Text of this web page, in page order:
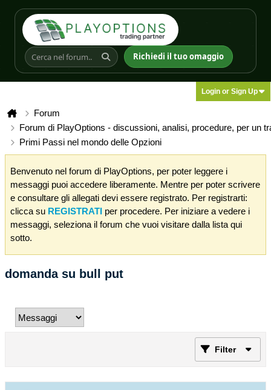
Richiedi il tuo omaggio
Login or Sign Up
Forum
Forum di PlayOptions - discussioni, analisi, procedure, per un
Primi Passi nel mondo delle Opzioni
Benvenuto nel forum di PlayOptions, per poter leggere i
messaggi puoi accedere liberamente. Mentre per poter scrivere
e consultare gli allegati devi essere registrato. Per registrarti:
clicca su REGISTRATI per procedere. Per iniziare a vedere i
messaggi, seleziona il forum che vuoi visitare dalla lista qui
sotto.
domanda su bull put
Filter